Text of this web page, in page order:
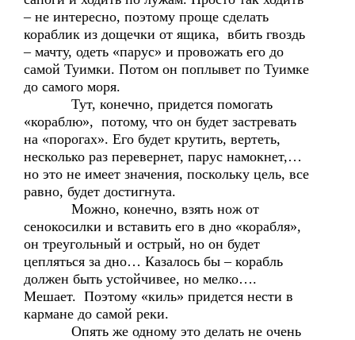
– не интересно, поэтому проще сделать
кораблик из дощечки от ящика, вбить гвоздь
– мачту, одеть «парус» и провожать его до
самой Туимки. Потом он поплывет по Туимке
до самого моря.
Тут, конечно, придется помогать
«кораблю», потому, что он будет застревать
на «порогах». Его будет крутить, вертеть,
несколько раз перевернет, парус намокнет,…
но это не имеет значения, поскольку цель, все
равно, будет достигнута.
Можно, конечно, взять нож от
сенокосилки и вставить его в дно «корабля»,
он треугольный и острый, но он будет
цепляться за дно… Казалось бы – корабль
должен быть устойчивее, но мелко….
Мешает. Поэтому «киль» придется нести в
кармане до самой реки.
Опять же одному это делать не очень